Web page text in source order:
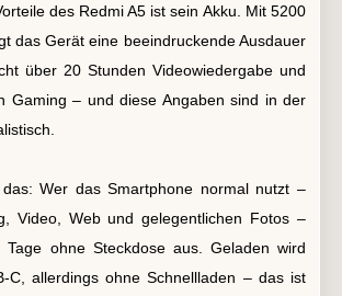
des Redmi A5 ist sein Akku. Mit 5200
das Gerät eine beeindruckende Ausdauer
über 20 Stunden Videowiedergabe und
Gaming – und diese Angaben sind in der
Wer das Smartphone normal nutzt –
Video, Web und gelegentlichen Fotos –
Tage ohne Steckdose aus. Geladen wird
C, allerdings ohne Schnellladen – das ist